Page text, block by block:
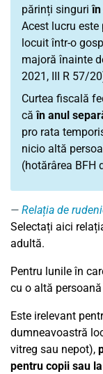
părinți singuriîn
Acest lucru
locuit într-o
majoră înainte
2021, III R 57/
Curtea fiscală
că în anul
pro rata
nicio altă
(hotărârea BFH
Relația de
Selectați aici
adultă.
Pentru lunile în
cu o altă
Este irelevant
dumneavoastră
vitreg sau nepot),
pentru copii sau